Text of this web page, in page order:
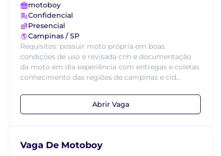
motoboy
Confidencial
Presencial
Campinas / SP
Requisitos: possuir moto própria em boas
condições de uso e revisada cnh e documentação
da moto em dia experiência com entregas e coletas
conhecimento das regiões de campinas e cid...
Abrir Vaga
Vaga De Motoboy